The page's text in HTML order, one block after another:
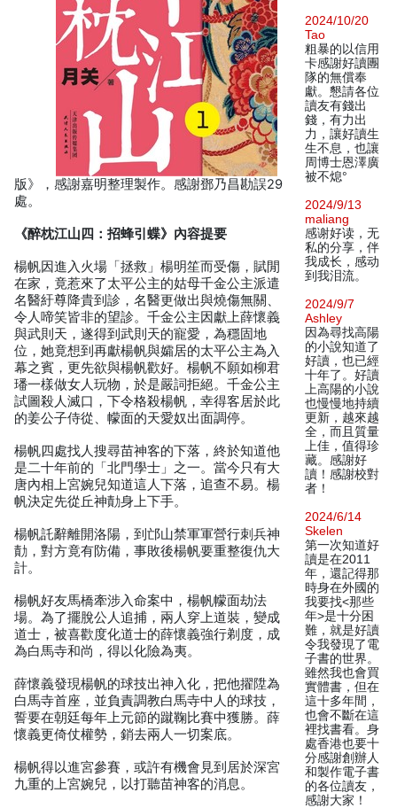
版》，感謝嘉明整理製作。感謝鄧乃昌勘誤29
處。
《醉枕江山四：招蜂引蝶》內容提要
楊帆因進入火場「拯救」楊明笙而受傷，賦閒
在家，竟惹來了太平公主的姑母千金公主派遣
名醫紆尊降貴到診，名醫更做出與燒傷無關、
令人啼笑皆非的望診。千金公主因獻上薛懷義
與武則天，遂得到武則天的寵愛，為穩固地
位，她竟想到再獻楊帆與孀居的太平公主為入
幕之賓，更先欲與楊帆歡好。楊帆不願如柳君
璠一樣做女人玩物，於是嚴詞拒絕。千金公主
試圖殺人滅口，下令格殺楊帆，幸得客居於此
的姜公子侍從、幪面的天愛奴出面調停。
楊帆四處找人搜尋苗神客的下落，終於知道他
是二十年前的「北門學士」之一。當今只有大
唐內相上宮婉兒知道這人下落，追查不易。楊
帆決定先從丘神勣身上下手。
楊帆託辭離開洛陽，到邙山禁軍軍營行刺兵神
勣，對方竟有防備，事敗後楊帆要重整復仇大
計。
楊帆好友馬橋牽涉入命案中，楊帆幪面劫法
場。為了擺脫公人追捕，兩人穿上道裝，變成
道士，被喜歡度化道士的薛懷義強行剃度，成
為白馬寺和尚，得以化險為夷。
薛懷義發現楊帆的球技出神入化，把他擢陞為
白馬寺首座，並負責調教白馬寺中人的球技，
誓要在朝廷每年上元節的蹴鞠比賽中獲勝。薛
懷義更倚仗權勢，銷去兩人一切案底。
楊帆得以進宮參賽，或許有機會見到居於深宮
九重的上宮婉兒，以打聽苗神客的消息。
2024/10/20
Tao
粗暴的以信用
卡感謝好讀團
隊的無償奉
獻。懇請各位
讀友有錢出
錢，有力出
力，讓好讀生
生不息，也讓
周博士恩澤廣
被不熄°
2024/9/13
maliang
感谢好读，无
私的分享，伴
我成长，感动
到我泪流。
2024/9/7
Ashley
因為尋找高陽
的小說知道了
好讀，也已經
十年了。好讀
上高陽的小說
也慢慢地持續
更新，越來越
全，而且質量
上佳，值得珍
藏。感謝好
讀！感謝校對
者！
2024/6/14
Skelen
第一次知道好
讀是在2011
年，還記得那
時身在外國的
我要找<那些
年>是十分困
難，就是好讀
令我發現了電
子書的世界。
雖然我也會買
實體書，但在
這十多年間，
也會不斷在這
裡找書看。身
處香港也要十
分感謝創辦人
和製作電子書
的各位讀友，
感謝大家！